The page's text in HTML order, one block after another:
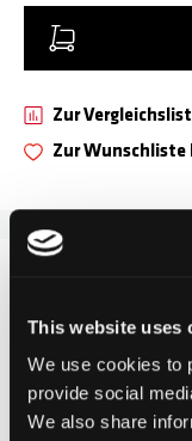
This website uses
We use cookies to
provide social
We also share
Zur Wunschliste
Zur
Der Chilli Pro
Einsteigermodell
ausgeprägten
verstärktem Stahl